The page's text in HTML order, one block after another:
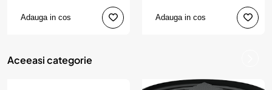
Adauga in cos Adauga in cos
Aceeasi categorie